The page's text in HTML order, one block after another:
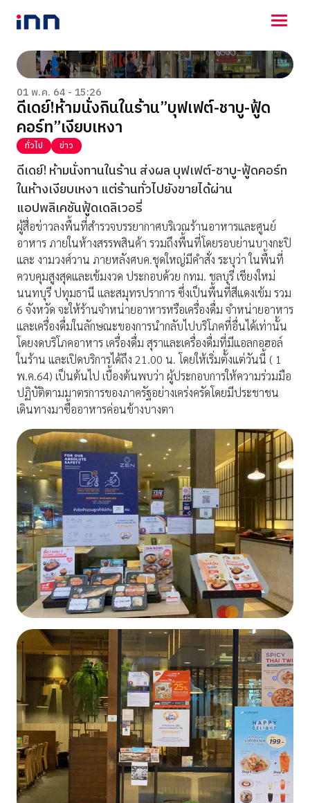
NEWS
ENTERTAINMENT
LIFESTYLE
HOROSCOPE
LOTTERY
VIDEO
ร่วมด้วยช่วยกัน
01 พ.ค. 64 - 15:26
ดีเดย์!ห้ามนั่งกินในร้าน”บุฟเฟต์-ชาบู-ฟู้ด
คอร์ท”เงียบเหงา
ทั่วไป ข่าว
ดีเดย์! ห้ามนั่งทานในร้าน ส่งผล บุฟเฟต์-ชาบู-ฟู้ดคอร์ท
ในห้างเงียบเหงา แต่ร้านทั่วไปยังขายได้ผ่าน
แอปพลิเคชันฟู้ดเดลิเวอรี่
ผู้สื่อข่าวลงพื้นที่สำรวจบรรยากาศบริเวณร้านอาหารและศูนย์
อาหาร ภายในห้างสรรพสินค้า รวมถึงพื้นที่โดยรอบย่านบางกะปิ
และ งามวงศ์วาน ภายหลังศบค.ชุดใหญ่มีคำสั่ง ระบุว่า ในพื้นที่
ควบคุมสูงสุดและเข้มงวด ประกอบด้วย กทม. ชลบุรี เชียงใหม่
นนทบุรี ปทุมธานี และสมุทรปราการ ซึ่งเป็นพื้นที่สีแดงเข้ม รวม
6 จังหวัด จะให้ร้านจำหน่ายอาหารหรือเครื่องดื่ม จำหน่ายอาหาร
และเครื่องดื่มในลักษณะของการนำกลับไปบริโภคที่อื่นได้เท่านั้น
โดยงดบริโภคอาหาร เครื่องดื่ม สุราและเครื่องดื่มที่มีแอลกอฮอล์
ในร้าน และเปิดบริการได้ถึง 21.00 น. โดยให้เริ่มตั้งแต่วันนี้ ( 1
พ.ค.64) เป็นต้นไป เบื้องต้นพบว่า ผู้ประกอบการให้ความร่วมมือ
ปฏิบัติตามมาตรการของภาครัฐอย่างเคร่งครัดโดยมีประชาชน
เดินทางมาซื้ออาหารค่อนข้างบางตา